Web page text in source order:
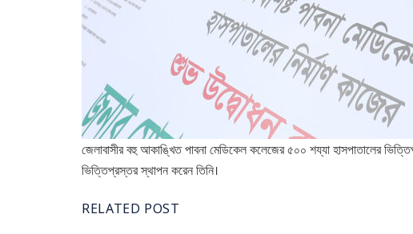
জেলাবাসীর বহু আকাঙ্খিত পাবনা মেডিকেল কলেজের ৫০০ শয্যা হাসপাতালের
ভিত্তিপ্রস্তর স্থাপন করেন তিনি।
RELATED POST